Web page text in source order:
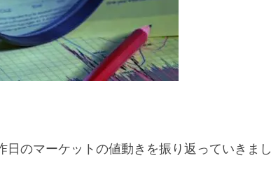
のマーケットの値動きを振り返っていきまし